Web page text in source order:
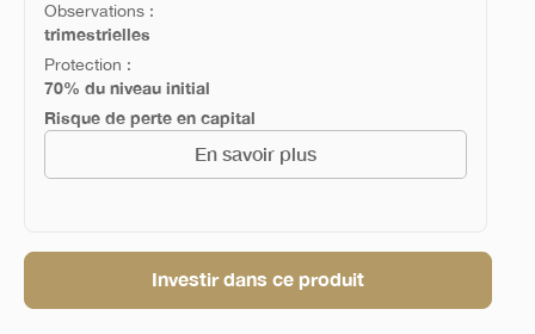
Observations :
trimestrielles
Protection :
70% du niveau initial
Risque de perte en capital
En savoir plus
Investir dans ce produit